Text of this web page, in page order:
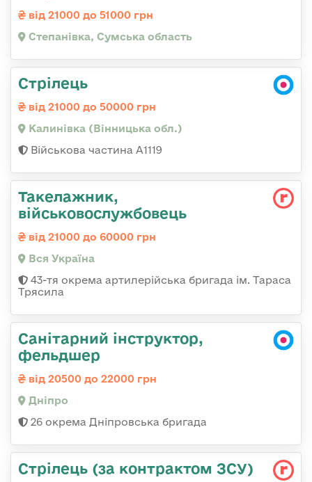
від 21000 до 51000 грн
Степанівка, Сумська область
Стрілець
від 21000 до 50000 грн
Калинівка (Вінницька обл.)
Військова частина А1119
Такелажник,
військовослужбовець
від 21000 до 60000 грн
Вся Україна
43-тя окрема артилерійська бригада ім. Тараса
Трясила
Санітарний інструктор,
фельдшер
від 20500 до 22000 грн
Дніпро
26 окрема Дніпровська бригада
Стрілець (за контрактом ЗСУ)